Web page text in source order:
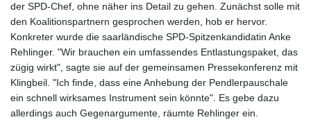
IRR
1584113.947438
ISK 142.468329
JEP 0.856369
JMD 182.981857
JOD 0.816908
JPY 182.455111
KES 149.049537
der SPD-Chef, ohne näher ins Detail zu gehen. Zunächst solle mit
den Koalitionspartnern gesprochen werden, hob er hervor.
Konkreter wurde die saarländische SPD-Spitzenkandidatin Anke
Rehlinger. "Wir brauchen ein umfassendes Entlastungspaket, das
zügig wirkt", sagte sie auf der gemeinsamen Pressekonferenz mit
Klingbeil. "Ich finde, dass eine Anhebung der Pendlerpauschale
ein schnell wirksames Instrument sein könnte". Es gebe dazu
allerdings auch Gegenargumente, räumte Rehlinger ein.